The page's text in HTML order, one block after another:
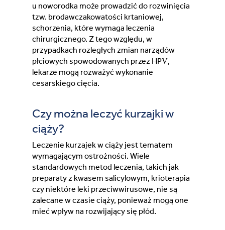
u noworodka może prowadzić do rozwinięcia
tzw. brodawczakowatości krtaniowej,
schorzenia, które wymaga leczenia
chirurgicznego. Z tego względu, w
przypadkach rozległych zmian narządów
płciowych spowodowanych przez HPV,
lekarze mogą rozważyć wykonanie
cesarskiego cięcia.
Czy można leczyć kurzajki w
ciąży?
Leczenie kurzajek w ciąży jest tematem
wymagającym ostrożności. Wiele
standardowych metod leczenia, takich jak
preparaty z kwasem salicylowym, krioterapia
czy niektóre leki przeciwwirusowe, nie są
zalecane w czasie ciąży, ponieważ mogą one
mieć wpływ na rozwijający się płód.